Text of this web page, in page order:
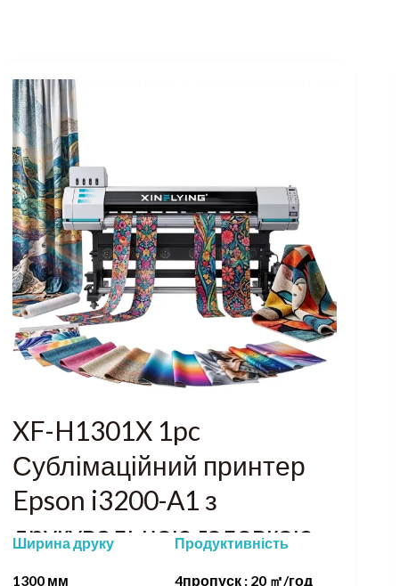
XF-H1301X 1pc
Сублімаційний принтер
Epson i3200-A1 з
друкувальною головкою
Ширина друку
1300 мм
Продуктивність
4пропуск : 20 ㎡/год